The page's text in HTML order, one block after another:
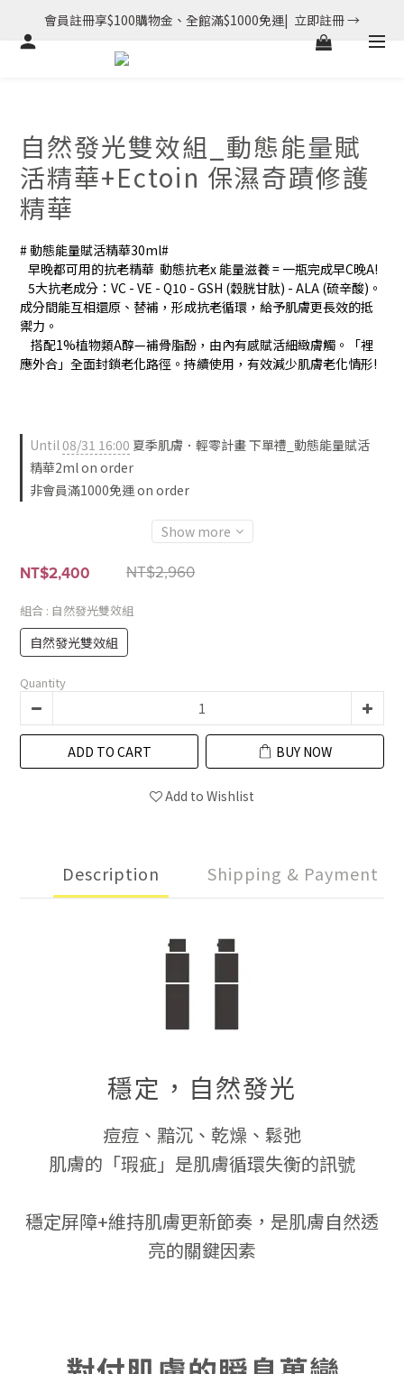
會員註冊享$100購物金、全館滿$1000免運|  立即註冊 →
自然發光雙效組_動態能量賦
活精華+Ectoin 保濕奇蹟修護
精華
# 動態能量賦活精華30ml#
   早晚都可用的抗老精華  動態抗老x 能量滋養 = 一瓶完成早C晚A!
成分間能互相還原、替補，形成抗老循環，給予肌膚更長效的抵
禦力。
應外合」全面封鎖老化路徑。持續使用，有效減少肌膚老化情形!
  日常穩膚，一瓶解決換季乾癢、細紋、脫屑等肌膚困擾，穩穩度
過季節不穩定、療程後的肌膚新生期!
Until08/31 16:00 夏季肌膚．輕零計畫 下單禮_動態能量賦活
精華2ml on order
非會員滿1000免運 on order
Show more
NT$2,960
NT$2,400
組合 : 自然發光雙效組
自然發光雙效組
Quantity
ADD TO CART BUY NOW
Add to Wishlist
Description Shipping & Payment
穩定，自然發光
痘痘、黯沉、乾燥、鬆弛
肌膚的「瑕疵」是肌膚循環失衡的訊號
穩定屏障+維持肌膚更新節奏，是肌膚自然透
亮的關鍵因素